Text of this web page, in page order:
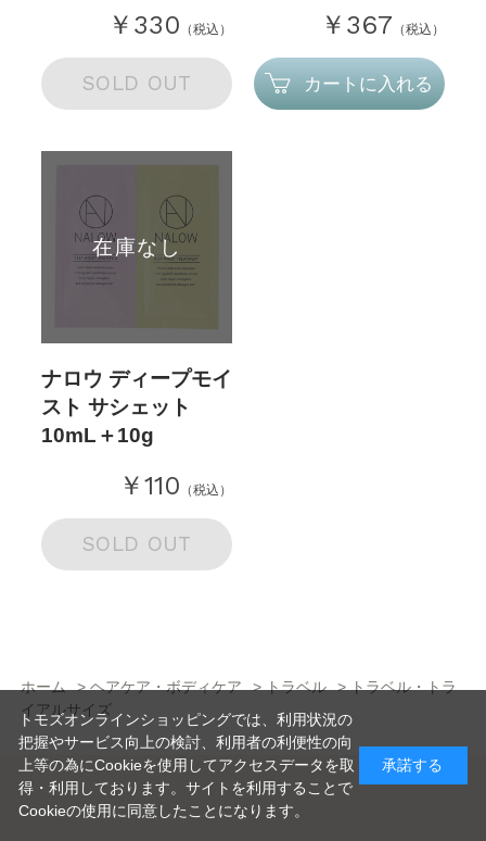
￥330 （税込）
SOLD OUT
￥367 （税込）
カートに入れる
在庫なし
ナロウ ディープモイ
スト サシェット
10mL＋10g
￥110 （税込）
SOLD OUT
ホーム >ヘアケア・ボディケア >トラベル >トラベル・トラ
イアルサイズ
トモズオンラインショッピングでは、利用状況の
把握やサービス向上の検討、利用者の利便性の向
上等の為にCookieを使用してアクセスデータを取
得・利用しております。サイトを利用することで
Cookieの使用に同意したことになります。
承諾する